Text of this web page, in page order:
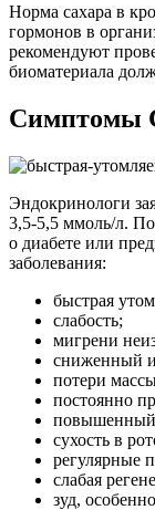
Норма сахара в
гормонов в
рекомендуют
биоматериала
Симптомы
Эндокринологи
3,5-5,5 ммоль/л.
о диабете или
заболевания:
быстрая
слабость;
мигрени
сниженный
потери
постоянно
повышенный
сухость в
регулярные
слабая
зуд,